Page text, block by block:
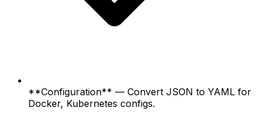
**Configuration** — Convert JSON to YAML for
Docker, Kubernetes configs.